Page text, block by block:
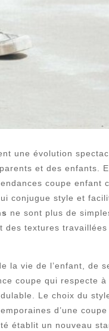
une évolution
et des enfants.
coupe enfant
conjugue style et
ne sont plus de
textures
la vie de l’enfant, de
coupe qui respecte à
Le choix du
d’une
établit un nouveau